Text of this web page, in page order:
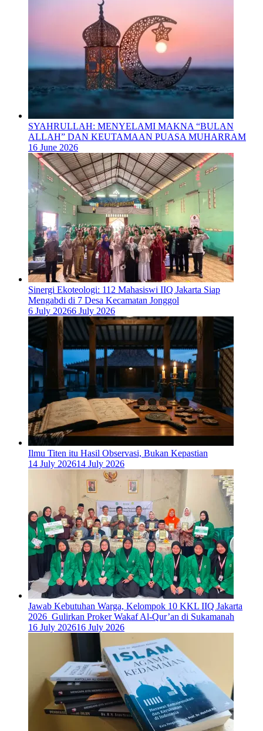
SYAHRULLAH: MENYELAMI MAKNA “BULAN
ALLAH” DAN KEUTAMAAN PUASA MUHARRAM
16 June 2026
‎Sinergi Ekoteologi: 112 Mahasiswi IIQ Jakarta Siap
Mengabdi di 7 Desa Kecamatan Jonggol
6 July 20266 July 2026
Ilmu Titen itu Hasil Observasi, Bukan Kepastian
14 July 202614 July 2026
Jawab Kebutuhan Warga, Kelompok 10 KKL IIQ Jakarta
2026 Gulirkan Proker Wakaf Al-Qur’an di Sukamanah
16 July 202616 July 2026